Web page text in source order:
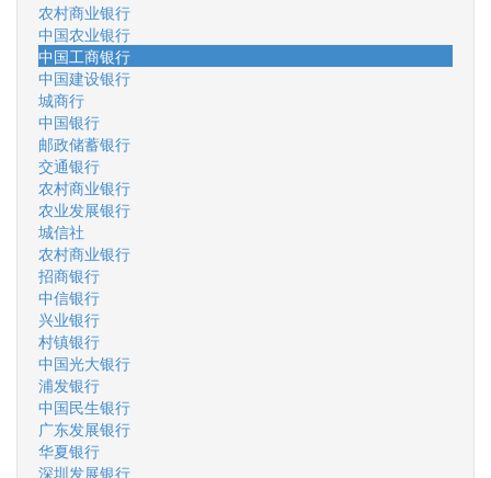
农村商业银行
中国农业银行
中国工商银行
中国建设银行
城商行
中国银行
邮政储蓄银行
交通银行
农村商业银行
农业发展银行
城信社
农村商业银行
招商银行
中信银行
兴业银行
村镇银行
中国光大银行
浦发银行
中国民生银行
广东发展银行
华夏银行
深圳发展银行